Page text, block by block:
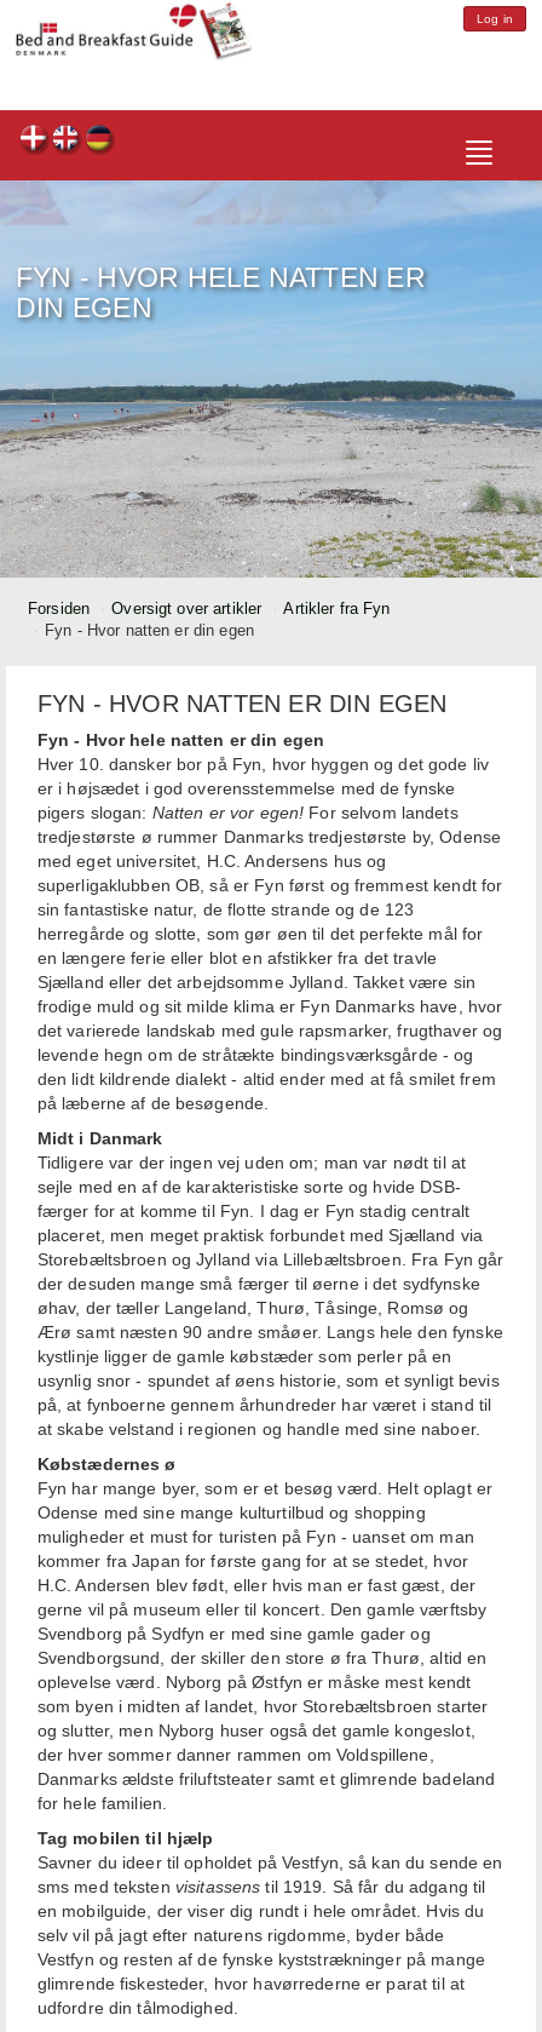
Log in
Toggle
FYN - HVOR HELE NATTEN ER
DIN EGEN
Forsiden Oversigt over artikler
Artikler fra Fyn
Fyn - Hvor natten er din egen
FYN - HVOR NATTEN ER DIN EGEN
Fyn - Hvor hele natten er din egen
Hver 10. dansker bor på Fyn, hvor hyggen og det gode liv
er i højsædet i god overensstemmelse med de fynske
pigers slogan: Natten er vor egen! For selvom landets
tredjestørste ø rummer Danmarks tredjestørste by, Odense
med eget universitet, H.C. Andersens hus og
superligaklubben OB, så er Fyn først og fremmest kendt for
sin fantastiske natur, de flotte strande og de 123
herregårde og slotte, som gør øen til det perfekte mål for
en længere ferie eller blot en afstikker fra det travle
Sjælland eller det arbejdsomme Jylland. Takket være sin
frodige muld og sit milde klima er Fyn Danmarks have, hvor
det varierede landskab med gule rapsmarker, frugthaver og
levende hegn om de stråtækte bindingsværksgårde - og
den lidt kildrende dialekt - altid ender med at få smilet frem
på læberne af de besøgende.
Midt i Danmark
Tidligere var der ingen vej uden om; man var nødt til at
sejle med en af de karakteristiske sorte og hvide DSB-
færger for at komme til Fyn. I dag er Fyn stadig centralt
placeret, men meget praktisk forbundet med Sjælland via
Storebæltsbroen og Jylland via Lillebæltsbroen. Fra Fyn går
der desuden mange små færger til øerne i det sydfynske
øhav, der tæller Langeland, Thurø, Tåsinge, Romsø og
Ærø samt næsten 90 andre småøer. Langs hele den fynske
kystlinje ligger de gamle købstæder som perler på en
usynlig snor - spundet af øens historie, som et synligt bevis
på, at fynboerne gennem århundreder har været i stand til
at skabe velstand i regionen og handle med sine naboer.
Købstædernes ø
Fyn har mange byer, som er et besøg værd. Helt oplagt er
Odense med sine mange kulturtilbud og shopping
muligheder et must for turisten på Fyn - uanset om man
kommer fra Japan for første gang for at se stedet, hvor
H.C. Andersen blev født, eller hvis man er fast gæst, der
gerne vil på museum eller til koncert. Den gamle værftsby
Svendborg på Sydfyn er med sine gamle gader og
Svendborgsund, der skiller den store ø fra Thurø, altid en
oplevelse værd. Nyborg på Østfyn er måske mest kendt
som byen i midten af landet, hvor Storebæltsbroen starter
og slutter, men Nyborg huser også det gamle kongeslot,
der hver sommer danner rammen om Voldspillene,
Danmarks ældste friluftsteater samt et glimrende badeland
for hele familien.
Tag mobilen til hjælp
Savner du ideer til opholdet på Vestfyn, så kan du sende en
sms med teksten visitassens til 1919. Så får du adgang til
en mobilguide, der viser dig rundt i hele området. Hvis du
selv vil på jagt efter naturens rigdomme, byder både
Vestfyn og resten af de fynske kyststrækninger på mange
glimrende fiskesteder, hvor havørrederne er parat til at
udfordre din tålmodighed.